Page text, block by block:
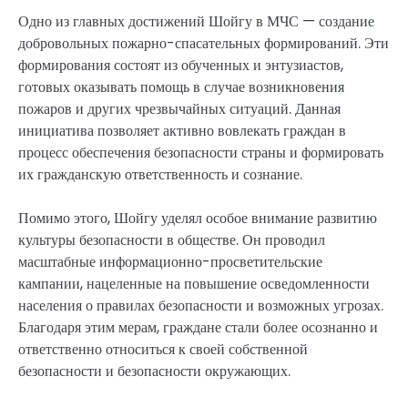
Одно из главных достижений Шойгу в МЧС — создание
добровольных пожарно-спасательных формирований. Эти
формирования состоят из обученных и энтузиастов,
готовых оказывать помощь в случае возникновения
пожаров и других чрезвычайных ситуаций. Данная
инициатива позволяет активно вовлекать граждан в
процесс обеспечения безопасности страны и формировать
их гражданскую ответственность и сознание.
Помимо этого, Шойгу уделял особое внимание развитию
культуры безопасности в обществе. Он проводил
масштабные информационно-просветительские
кампании, нацеленные на повышение осведомленности
населения о правилах безопасности и возможных угрозах.
Благодаря этим мерам, граждане стали более осознанно и
ответственно относиться к своей собственной
безопасности и безопасности окружающих.